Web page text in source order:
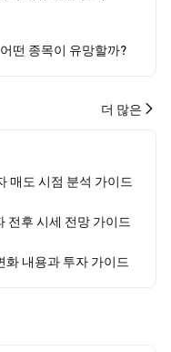
떤 종목이 유망할까?
더 많은
매도 시점 분석 가이드
전후 시세 전망 가이드
화 내용과 투자 가이드